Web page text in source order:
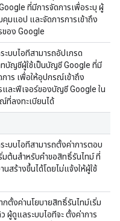
ที่มีการจัดการเพื่อระบุ ผู้
คุมแอป และจัดการการเข้าถึง
ของ Google
ะบบไอทีสามารถอัปเกรด
ทบัญชีผู้ใช้เป็นบัญชี Google ที่มี
การ เพื่อให้อุปกรณ์เข้าถึง
และฟีเจอร์ของบัญชี Google ใน
ที่ลงทะเบียนได้
ะบบไอทีสามารถตั้งค่าการตอบ
มต้นสำหรับคำขอสิทธิ์รันไทม์ ที่
นสร้างขึ้นได้โดยไม่แจ้งให้ผู้ใช้
กตั้งค่านโยบายสิทธิ์รันไทม์เริ่ม
ผู้ดูแลระบบไอทีจะ ตั้งค่าการ